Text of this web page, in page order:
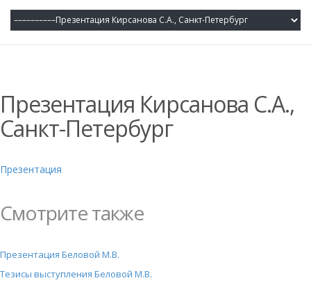
Презентация Кирсанова С.А.,
Санкт-Петербург
Презентация
Смотрите также
Презентация Беловой М.В.
Тезисы выступления Беловой М.В.